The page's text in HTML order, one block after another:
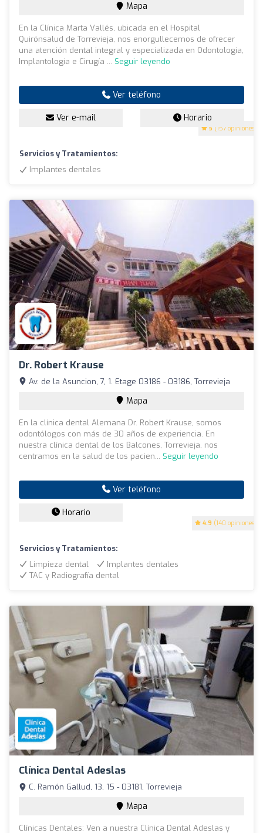
5 (157 opiniones)
Mapa
En la Clínica Marta Vallés, ubicada en el Hospital
Quirónsalud de Torrevieja, nos enorgullecemos de ofrecer
una atención dental integral y especializada en Odontología,
Implantología e Cirugía ... Seguir leyendo
Ver teléfono
Ver e-mail Horario
Servicios y Tratamientos:
Implantes dentales
Dr. Robert Krause
4.9 (140 opiniones)
Av. de la Asuncion, 7, 1. Etage 03186 - 03186, Torrevieja
Mapa
En la clínica dental Alemana Dr. Robert Krause, somos
odontólogos con más de 30 años de experiencia. En
nuestra clínica dental de los Balcones, Torrevieja, nos
centramos en la salud de los pacien... Seguir leyendo
Ver teléfono
Horario
Servicios y Tratamientos:
Limpieza dental
Implantes dentales
TAC y Radiografía dental
Clínica Dental Adeslas
C. Ramón Gallud, 13, 15 - 03181, Torrevieja
Mapa
Clínicas Dentales: Ven a nuestra Clínica Dental Adeslas y